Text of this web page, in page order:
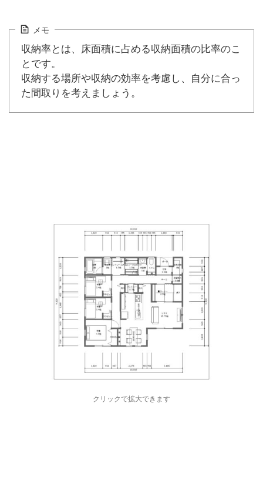
メモ
収納率とは、床面積に占める収納面積の比率のこ
とです。
収納する場所や収納の効率を考慮し、自分に合っ
た間取りを考えましょう。
クリックで拡大できます